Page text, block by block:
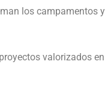
los campamentos
valorizados